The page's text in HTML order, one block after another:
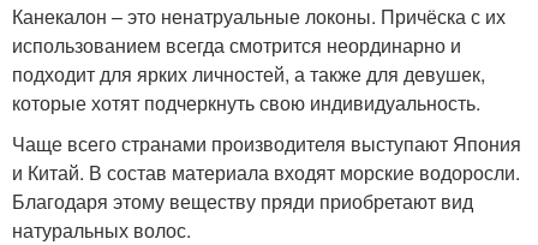
Канекалон – это ненатруальные локоны. Причёска с их
использованием всегда смотрится неординарно и
подходит для ярких личностей, а также для девушек,
которые хотят подчеркнуть свою индивидуальность.
Чаще всего странами производителя выступают Япония
и Китай. В состав материала входят морские водоросли.
Благодаря этому веществу пряди приобретают вид
натуральных волос.